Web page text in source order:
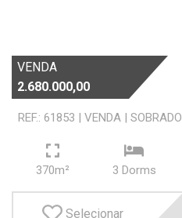
VENDA
2.680.000,00
REF.: 61853 | VENDA | SOBRADO
370m² 3 Dorms
Selecionar